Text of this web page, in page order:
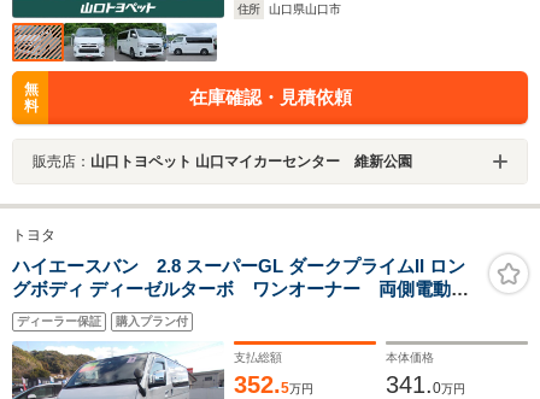
住所
山口県山口市
無
料
在庫確認・見積依頼
販売店： 山口トヨペット 山口マイカーセンター 維新公園
トヨタ
ハイエースバン 2.8 スーパーGL ダークプライムII ロン
グボディ ディーゼルターボ ワンオーナー 両側電動ス
ライドドア LEDヘッドライト
ディーラー保証 購入プラン付
支払総額
352.5万円
本体価格
341.0万円